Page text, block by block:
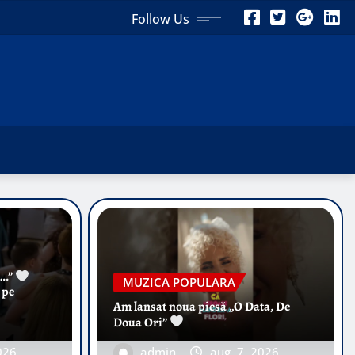
Follow Us
MUZICA POPULARA
Am lansat noua piesă „O Data, De
Doua Ori”
admin aug. 7, 2026